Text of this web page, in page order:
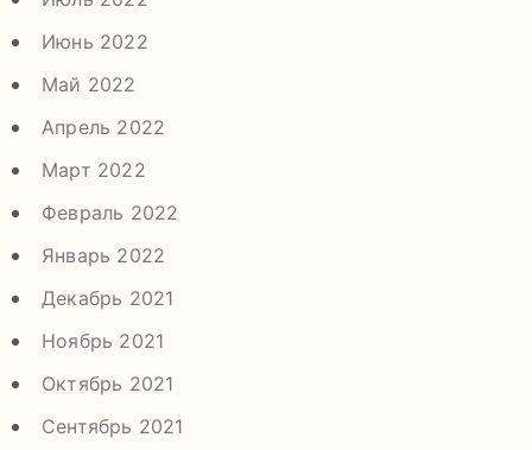
Июнь 2022
Май 2022
Апрель 2022
Март 2022
Февраль 2022
Январь 2022
Декабрь 2021
Ноябрь 2021
Октябрь 2021
Сентябрь 2021